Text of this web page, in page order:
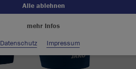
Alle ablehnen
mehr Infos
Datenschutz
Impressum